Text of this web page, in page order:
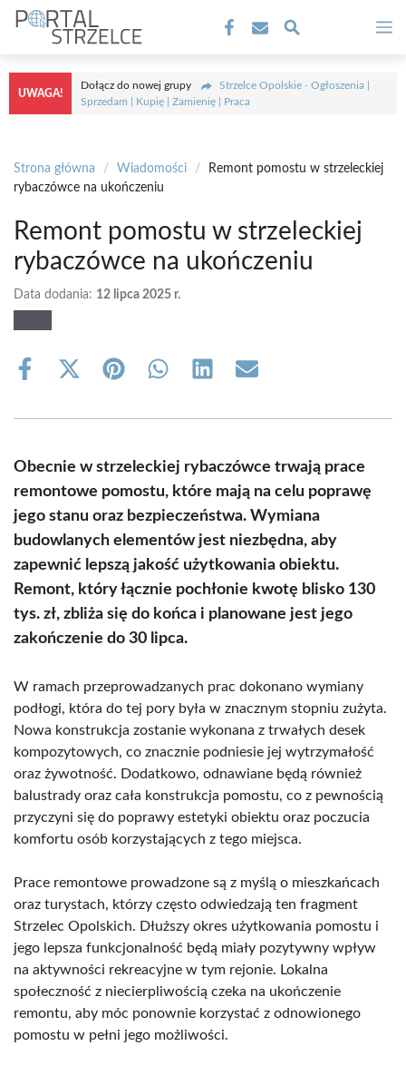
Przejdź
treści
UWAGA!
Dołącz do nowej grupy
Strzelce Opolskie - Ogłoszenia |
Sprzedam | Kupię | Zamienię | Praca
Strona główna / Wiadomości /
Remont pomostu w strzeleckiej
rybaczówce na ukończeniu
Remont pomostu w strzeleckiej
rybaczówce na ukończeniu
Data dodania: 12 lipca 2025 r.
Share
Share
(Twitter)
Share Share Share Share
Obecnie w strzeleckiej rybaczówce trwają prace
remontowe pomostu, które mają na celu poprawę
jego stanu oraz bezpieczeństwa. Wymiana
budowlanych elementów jest niezbędna, aby
zapewnić lepszą jakość użytkowania obiektu.
Remont, który łącznie pochłonie kwotę blisko 130
tys. zł, zbliża się do końca i planowane jest jego
zakończenie do 30 lipca.
W ramach przeprowadzanych prac dokonano wymiany
podłogi, która do tej pory była w znacznym stopniu zużyta.
Nowa konstrukcja zostanie wykonana z trwałych desek
kompozytowych, co znacznie podniesie jej wytrzymałość
oraz żywotność. Dodatkowo, odnawiane będą również
balustrady oraz cała konstrukcja pomostu, co z pewnością
przyczyni się do poprawy estetyki obiektu oraz poczucia
komfortu osób korzystających z tego miejsca.
Prace remontowe prowadzone są z myślą o mieszkańcach
oraz turystach, którzy często odwiedzają ten fragment
Strzelec Opolskich. Dłuższy okres użytkowania pomostu i
jego lepsza funkcjonalność będą miały pozytywny wpływ
na aktywności rekreacyjne w tym rejonie. Lokalna
społeczność z niecierpliwością czeka na ukończenie
remontu, aby móc ponownie korzystać z odnowionego
pomostu w pełni jego możliwości.